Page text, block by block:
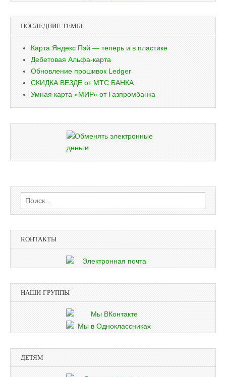
ПОСЛЕДНИЕ ТЕМЫ
Карта Яндекс Пэй — теперь и в пластике
Дебетовая Альфа-карта
Обновление прошивок Ledger
СКИДКА ВЕЗДЕ от МТС БАНКА
Умная карта «МИР» от Газпромбанка
Найти:
КОНТАКТЫ
НАШИ ГРУППЫ
ДЕТЯМ